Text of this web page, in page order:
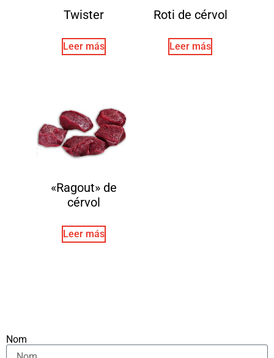
Twister
Leer más
Roti de cérvol
Leer más
«Ragout» de
cérvol
Leer más
Nom